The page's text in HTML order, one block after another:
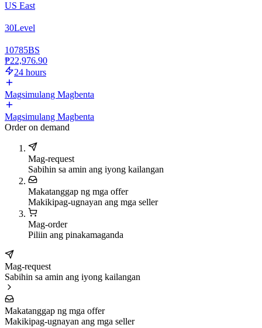
US East
30Level
10785BS
₱22,976.90
24 hours
Magsimulang Magbenta
Magsimulang Magbenta
Order on demand
Mag-request
Sabihin sa amin ang iyong kailangan
Makatanggap ng mga offer
Makikipag-ugnayan ang mga seller
Mag-order
Piliin ang pinakamaganda
Mag-request
Sabihin sa amin ang iyong kailangan
Makatanggap ng mga offer
Makikipag-ugnayan ang mga seller